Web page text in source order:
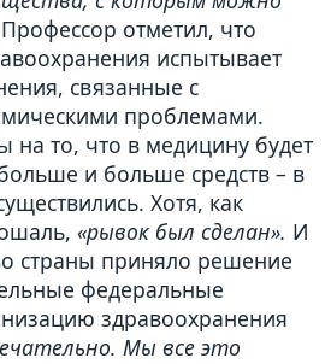
Профессор отметил, что
испытывает
связанные с
проблемами.
на то, что в медицину будет
и больше средств – в
Хотя, как
«рывок был сделан». И
страны приняло решение
федеральные
здравоохранения
Мы все это